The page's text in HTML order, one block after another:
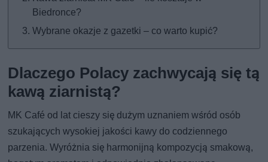
Biedronce?
Wybrane okazje z gazetki – co warto kupić?
Dlaczego Polacy zachwycają się tą
kawą ziarnistą?
MK Café od lat cieszy się dużym uznaniem wśród osób
szukających wysokiej jakości kawy do codziennego
parzenia. Wyróżnia się harmonijną kompozycją smakową,